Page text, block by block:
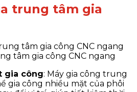
trung tâm gia
tâm gia công CNC ngang
gia công: Máy gia công trung
gia công nhiều mặt của phôi